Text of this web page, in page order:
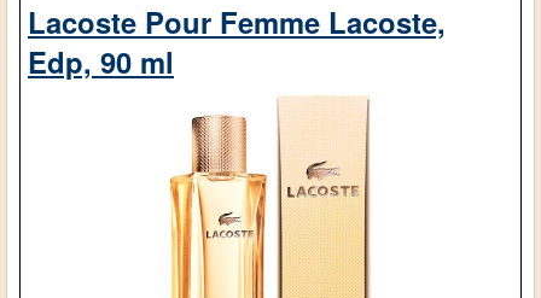
Lacoste Pour Femme Lacoste,
Edp, 90 ml